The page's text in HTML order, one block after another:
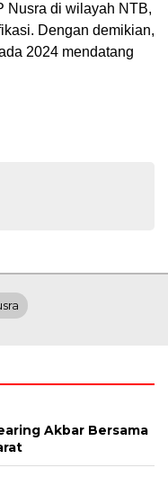
Nusra di wilayah NTB,
Dengan demikian,
2024 mendatang
Akbar Bersama